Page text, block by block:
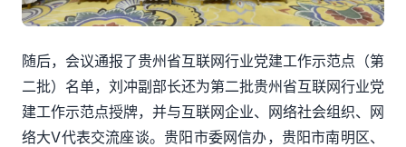
随后，会议通报了贵州省互联网行业党建工作示范点（第
二批）名单，刘冲副部长还为第二批贵州省互联网行业党
建工作示范点授牌，并与互联网企业、网络社会组织、网
络大V代表交流座谈。贵阳市委网信办，贵阳市南明区、